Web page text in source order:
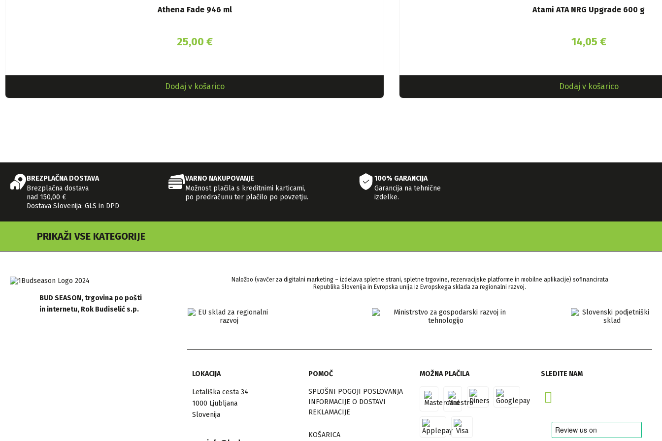
Athena Fade 946 ml
25,00 €
Dodaj v košarico
Atami ATA NRG Upgrade 600 g
14,05 €
Dodaj v košarico
BREZPLAČNA DOSTAVA
Brezplačna dostava
nad 150,00 €
Dostava Slovenija: GLS in DPD
VARNO NAKUPOVANJE
Možnost plačila s kreditnimi karticami,
po predračunu ter plačilo po povzetju.
100% GARANCIJA
Garancija na tehnične
izdelke.
PRIKAŽI VSE KATEGORIJE
BUD SEASON, trgovina po pošti
in internetu, Rok Budiselić s.p.
Naložbo (vavčer za digitalni marketing – izdelava spletne strani, spletne trgovine, rezervacijske platforme in mobilne aplikacije) sofinancirata
Republika Slovenija in Evropska unija iz Evropskega sklada za regionalni razvoj.
LOKACIJA
Letališka cesta 34
1000 Ljubljana
Slovenija
POMOČ
SPLOŠNI POGOJI POSLOVANJA
INFORMACIJE O DOSTAVI
REKLAMACIJE
KOŠARICA
MOŽNA PLAČILA SLEDITE NAM